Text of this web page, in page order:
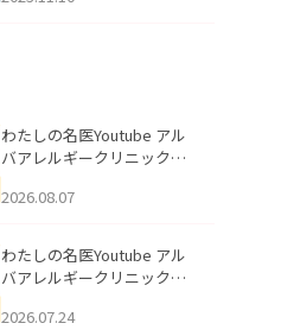
わたしの名医Youtube アル
バアレルギークリニック札
らない理由｜繰り返す人が
説」を公開いたしました。
2026.08.07
わたしの名医Youtube アル
バアレルギークリニック札
える男性へ｜医師が教える
2026.07.24